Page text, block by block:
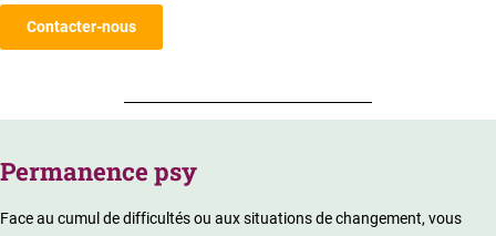
Contacter-nous
Permanence psy
Face au cumul de difficultés ou aux situations de changement, vous